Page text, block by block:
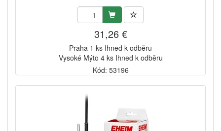
31,26 €
Praha 1 ks Ihned k odběru
Vysoké Mýto 4 ks Ihned k odběru
Kód: 53196